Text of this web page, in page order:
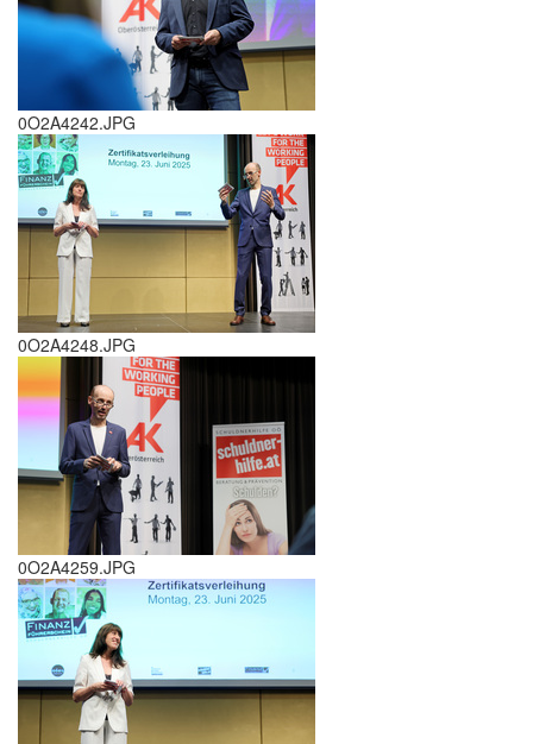
0O2A4242.JPG
0O2A4248.JPG
0O2A4259.JPG